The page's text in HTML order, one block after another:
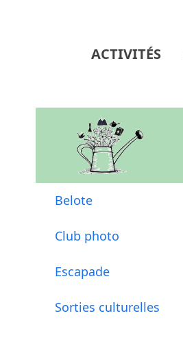
ACTIVITÉS
Belote
Club photo
Escapade
Sorties culturelles